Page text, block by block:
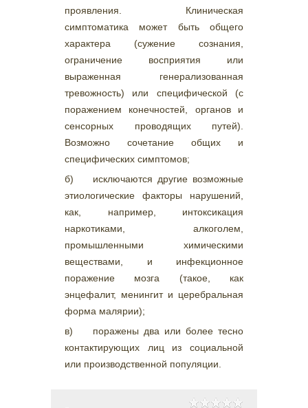
проявления. Клиническая
симптоматика может быть общего
характера (сужение сознания,
ограничение восприятия или
выраженная генерализованная
тревожность) или специфической (с
поражением конечностей, органов и
сенсорных проводящих путей).
Возможно сочетание общих и
специфических симптомов;
б) исключаются другие возможные
этиологические факторы нарушений,
как, например, интоксикация
наркотиками, алкоголем,
промышленными химическими
веществами, и инфекционное
поражение мозга (такое, как
энцефалит, менингит и церебральная
форма малярии);
в) поражены два или более тесно
контактирующих лиц из социальной
или производственной популяции.